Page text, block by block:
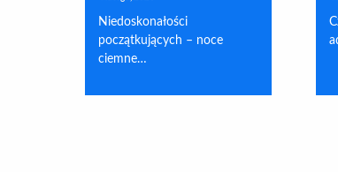
Niedoskonałości
początkujących – noce
ciemne…